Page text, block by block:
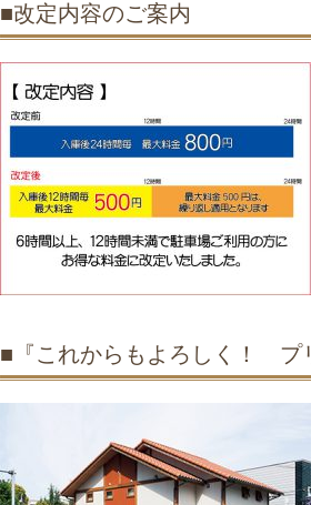
■改定内容のご案内
■『これからもよろしく！ プ